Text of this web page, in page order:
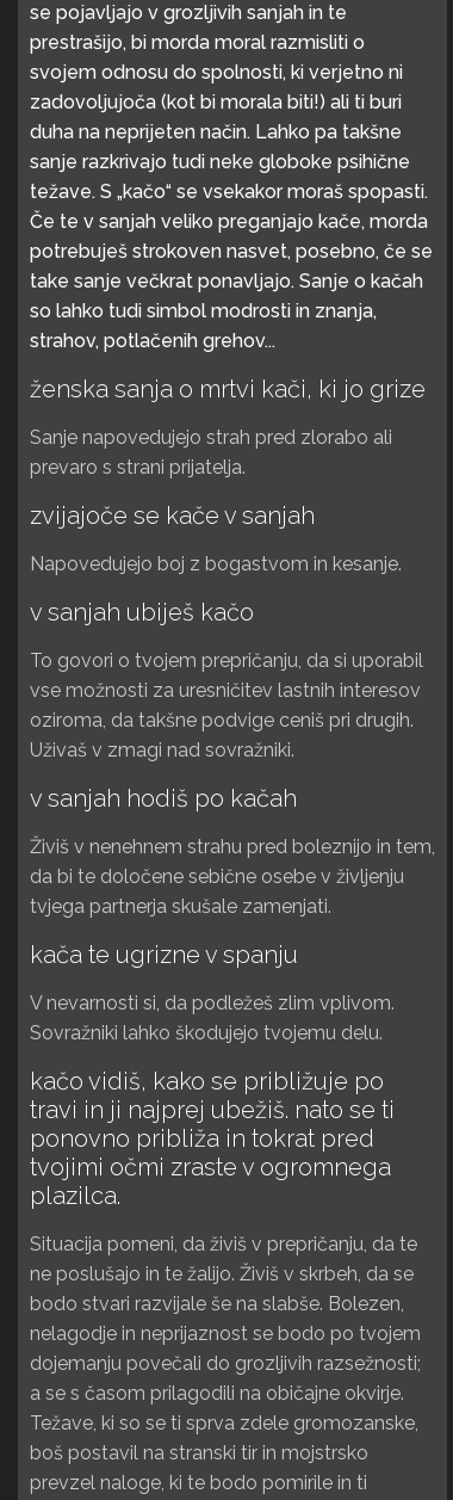
se pojavljajo v grozljivih sanjah in te
prestrašijo, bi morda moral razmisliti o
svojem odnosu do spolnosti, ki verjetno ni
zadovoljujoča (kot bi morala biti!) ali ti buri
duha na neprijeten način. Lahko pa takšne
sanje razkrivajo tudi neke globoke psihične
težave. S „kačo“ se vsekakor moraš spopasti.
Če te v sanjah veliko preganjajo kače, morda
potrebuješ strokoven nasvet, posebno, če se
take sanje večkrat ponavljajo. Sanje o kačah
so lahko tudi simbol modrosti in znanja,
strahov, potlačenih grehov...
ženska sanja o mrtvi kači, ki jo grize
Sanje napovedujejo strah pred zlorabo ali
prevaro s strani prijatelja.
zvijajoče se kače v sanjah
Napovedujejo boj z bogastvom in kesanje.
v sanjah ubiješ kačo
To govori o tvojem prepričanju, da si uporabil
vse možnosti za uresničitev lastnih interesov
oziroma, da takšne podvige ceniš pri drugih.
Uživaš v zmagi nad sovražniki.
v sanjah hodiš po kačah
Živiš v nenehnem strahu pred boleznijo in tem,
da bi te določene sebične osebe v življenju
tvjega partnerja skušale zamenjati.
kača te ugrizne v spanju
V nevarnosti si, da podležeš zlim vplivom.
Sovražniki lahko škodujejo tvojemu delu.
kačo vidiš, kako se približuje po
travi in ji najprej ubežiš. nato se ti
ponovno približa in tokrat pred
tvojimi očmi zraste v ogromnega
plazilca.
Situacija pomeni, da živiš v prepričanju, da te
ne poslušajo in te žalijo. Živiš v skrbeh, da se
bodo stvari razvijale še na slabše. Bolezen,
nelagodje in neprijaznost se bodo po tvojem
dojemanju povečali do grozljivih razsežnosti;
a se s časom prilagodili na običajne okvirje.
Težave, ki so se ti sprva zdele gromozanske,
boš postavil na stranski tir in mojstrsko
prevzel naloge, ki te bodo pomirile in ti